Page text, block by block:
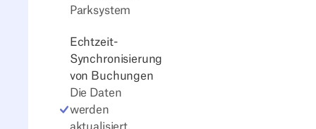
Parksystem
Echtzeit-
Synchronisierung
von Buchungen
Die Daten
werden
aktualisiert,